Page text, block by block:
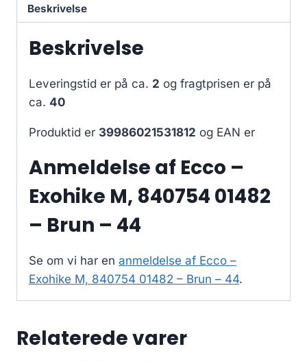
Beskrivelse
Beskrivelse
Leveringstid er på ca. 2 og fragtprisen er på
ca. 40
Produktid er 39986021531812 og EAN er
Anmeldelse af Ecco –
Exohike M, 840754 01482
– Brun – 44
Se om vi har en anmeldelse af Ecco –
Exohike M, 840754 01482 – Brun – 44.
Relaterede varer